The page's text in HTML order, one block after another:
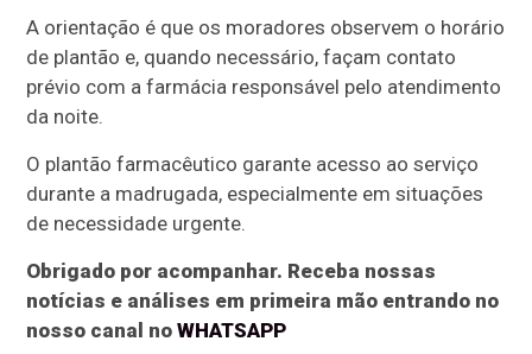
A orientação é que os moradores observem o horário
de plantão e, quando necessário, façam contato
prévio com a farmácia responsável pelo atendimento
da noite.
O plantão farmacêutico garante acesso ao serviço
durante a madrugada, especialmente em situações
de necessidade urgente.
Obrigado por acompanhar. Receba nossas
notícias e análises em primeira mão entrando no
nosso canal noWHATSAPP